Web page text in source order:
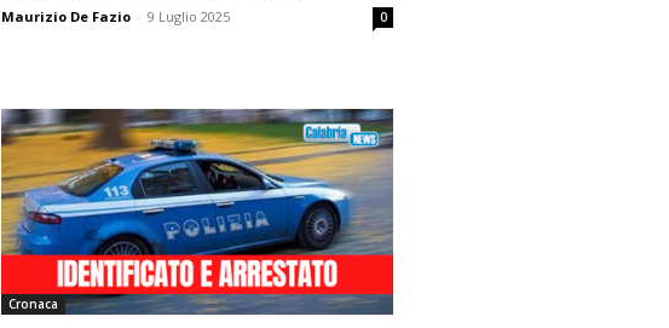
Maurizio De Fazio - 9 Luglio 2025 0
Cronaca